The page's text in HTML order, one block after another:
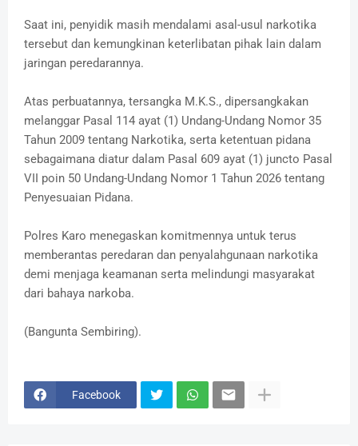
Saat ini, penyidik masih mendalami asal-usul narkotika
tersebut dan kemungkinan keterlibatan pihak lain dalam
jaringan peredarannya.
Atas perbuatannya, tersangka M.K.S., dipersangkakan
melanggar Pasal 114 ayat (1) Undang-Undang Nomor 35
Tahun 2009 tentang Narkotika, serta ketentuan pidana
sebagaimana diatur dalam Pasal 609 ayat (1) juncto Pasal
VII poin 50 Undang-Undang Nomor 1 Tahun 2026 tentang
Penyesuaian Pidana.
Polres Karo menegaskan komitmennya untuk terus
memberantas peredaran dan penyalahgunaan narkotika
demi menjaga keamanan serta melindungi masyarakat
dari bahaya narkoba.
(Bangunta Sembiring).
Facebook